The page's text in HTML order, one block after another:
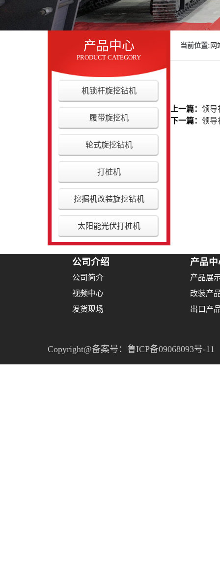
产品中心
PRODUCT CATEGORY
机锁杆旋挖钻机
履带旋挖机
轮式旋挖钻机
打桩机
挖掘机改装旋挖钻机
太阳能光伏打桩机
当前位置: 网
上一篇： 领导
下一篇： 领导
公司介绍
公司简介
视频中心
发货现场
产品中
产品展
改装产
出口产
Copyright@备案号： 鲁ICP备09068093号-11